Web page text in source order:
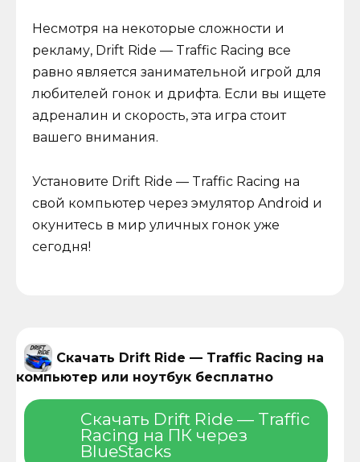
Несмотря на некоторые сложности и
рекламу, Drift Ride — Traffic Racing все
равно является занимательной игрой для
любителей гонок и дрифта. Если вы ищете
адреналин и скорость, эта игра стоит
вашего внимания.
Установите Drift Ride — Traffic Racing на
свой компьютер через эмулятор Android и
окунитесь в мир уличных гонок уже
сегодня!
Скачать Drift Ride — Traffic Racing на
компьютер или ноутбук бесплатно
Скачать Drift Ride — Traffic
Racing на ПК через
BlueStacks